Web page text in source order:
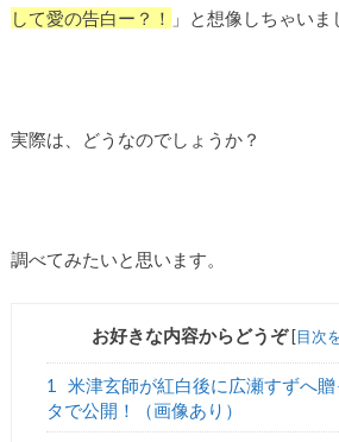
して愛の告白ー？！
」と想像しちゃいま
実際は、どうなのでしょうか？
調べてみたいと思います。
お好きな内容からどうぞ [目次
1
米津玄師が紅白後に広瀬すずへ
タで公開！（画像あり）